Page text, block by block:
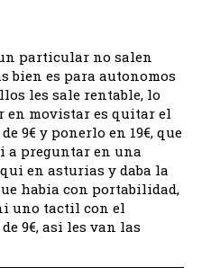
particular no salen
bien es para autonomos
les sale rentable, lo
en movistar es quitar el
9€ y ponerlo en 19€, que
a preguntar en una
en asturias y daba la
habia con portabilidad,
uno tactil con el
9€, asi les van las